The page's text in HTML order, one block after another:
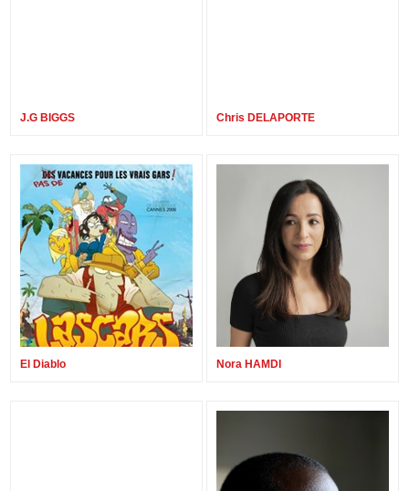
J.G BIGGS Chris DELAPORTE
El Diablo Nora HAMDI